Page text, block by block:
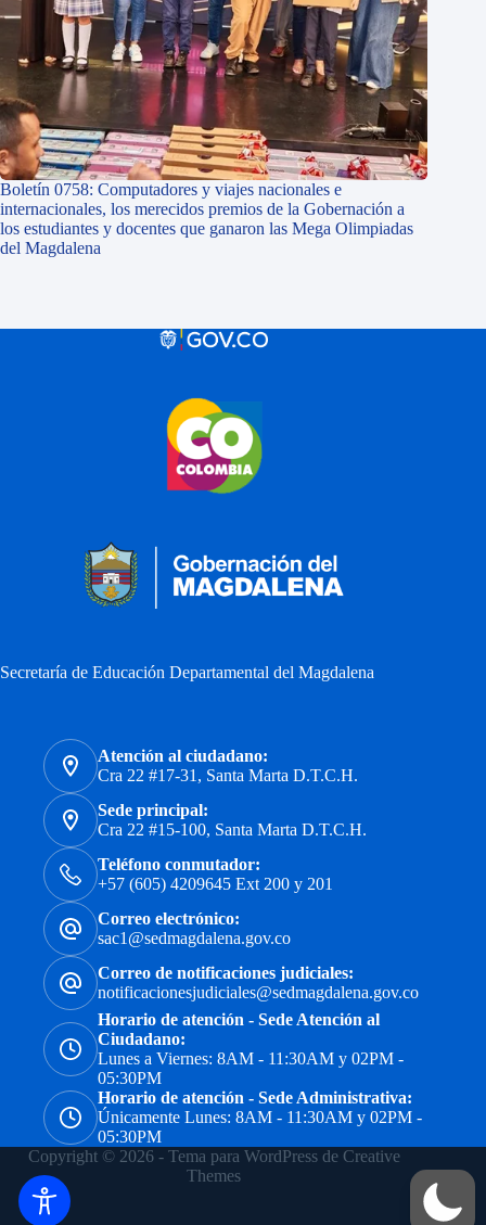
Boletín 0758: Computadores y viajes nacionales e
internacionales, los merecidos premios de la Gobernación a
los estudiantes y docentes que ganaron las Mega Olimpiadas
del Magdalena
Secretaría de Educación Departamental del Magdalena
Atención al ciudadano:
Cra 22 #17-31, Santa Marta D.T.C.H.
Sede principal:
Cra 22 #15-100, Santa Marta D.T.C.H.
Teléfono conmutador:
+57 (605) 4209645 Ext 200 y 201
Correo electrónico:
sac1@sedmagdalena.gov.co
Correo de notificaciones judiciales:
notificacionesjudiciales@sedmagdalena.gov.co
Horario de atención - Sede Atención al
Ciudadano:
Lunes a Viernes: 8AM - 11:30AM y 02PM -
05:30PM
Horario de atención - Sede Administrativa:
Únicamente Lunes: 8AM - 11:30AM y 02PM -
05:30PM
Copyright © 2026 - Tema para WordPress de Creative
Themes